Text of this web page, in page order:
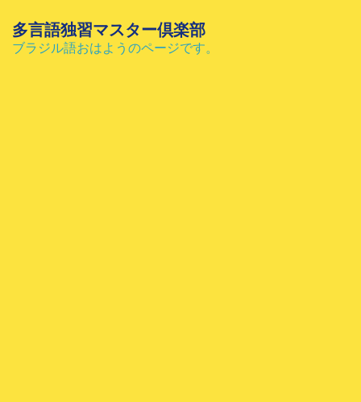
多言語独習マスター倶楽部
ブラジル語おはようのページです。